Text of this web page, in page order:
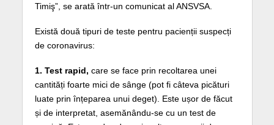
Timiş”, se arată într-un comunicat al ANSVSA.
Există două tipuri de teste pentru pacienții suspecți
de coronavirus:
1. Test rapid, care se face prin recoltarea unei
cantități foarte mici de sânge (pot fi câteva picături
luate prin înțeparea unui deget). Este ușor de făcut
și de interpretat, asemănându-se cu un test de